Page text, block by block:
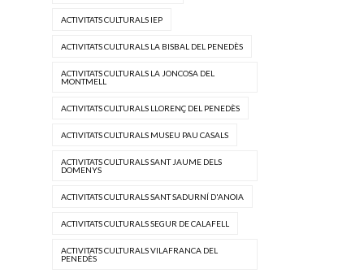
ACTIVITATS CULTURALS IEP
ACTIVITATS CULTURALS LA BISBAL DEL PENEDÈS
ACTIVITATS CULTURALS LA JONCOSA DEL
MONTMELL
ACTIVITATS CULTURALS LLORENÇ DEL PENEDÈS
ACTIVITATS CULTURALS MUSEU PAU CASALS
ACTIVITATS CULTURALS SANT JAUME DELS
DOMENYS
ACTIVITATS CULTURALS SANT SADURNÍ D'ANOIA
ACTIVITATS CULTURALS SEGUR DE CALAFELL
ACTIVITATS CULTURALS VILAFRANCA DEL
PENEDÈS